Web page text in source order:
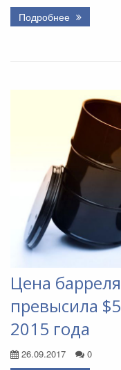
Подробнее
Цена
превысила
2015 года
26.09.2017 0